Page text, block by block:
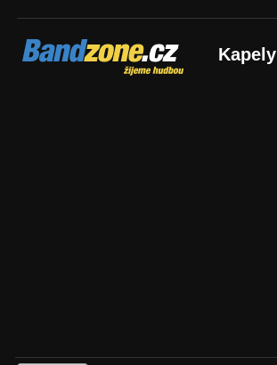
Bandzone.cz
žijeme hudbou Kapely